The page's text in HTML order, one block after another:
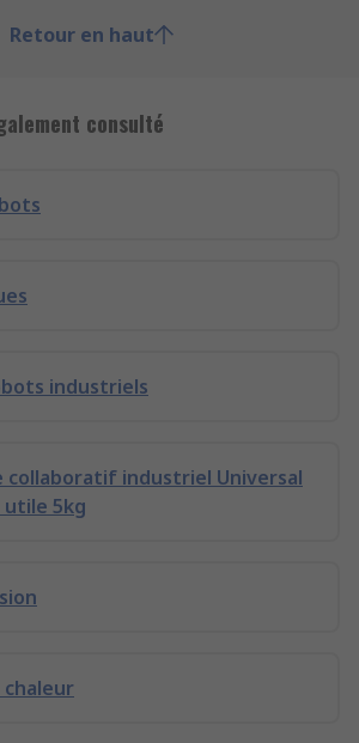
Retour en haut
consulté
industriels
collaboratif industriel Universal
utile 5kg
chaleur